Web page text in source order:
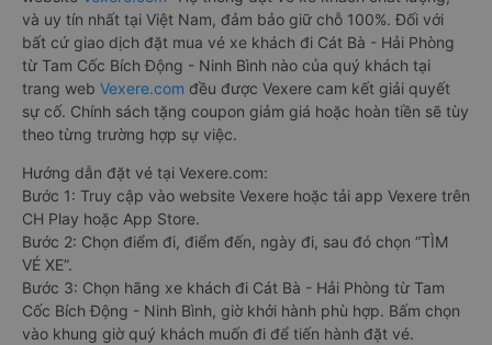
và uy tín nhất tại Việt Nam, đảm bảo giữ chỗ 100%. Đối với
bất cứ giao dịch đặt mua vé xe khách đi Cát Bà - Hải Phòng
từ Tam Cốc Bích Động - Ninh Bình nào của quý khách tại
trang web Vexere.com đều được Vexere cam kết giải quyết
sự cố. Chính sách tặng coupon giảm giá hoặc hoàn tiền sẽ tùy
theo từng trường hợp sự việc.
Hướng dẫn đặt vé tại Vexere.com:
Bước 1: Truy cập vào website Vexere hoặc tải app Vexere trên
CH Play hoặc App Store.
Bước 2: Chọn điểm đi, điểm đến, ngày đi, sau đó chọn “TÌM
VÉ XE”.
Bước 3: Chọn hãng xe khách đi Cát Bà - Hải Phòng từ Tam
Cốc Bích Động - Ninh Bình, giờ khởi hành phù hợp. Bấm chọn
vào khung giờ quý khách muốn đi để tiến hành đặt vé.